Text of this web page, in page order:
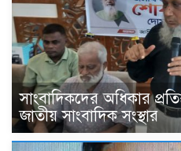
সাংবাদিকদের অধিকার
জাতীয় সাংবাদিক সংস্থার